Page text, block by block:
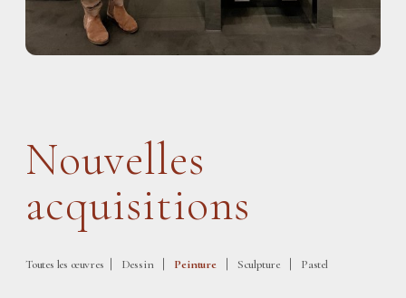
Nouvelles
acquisitions
Toutes les œuvres | Dessin | Peinture | Sculpture | Pastel